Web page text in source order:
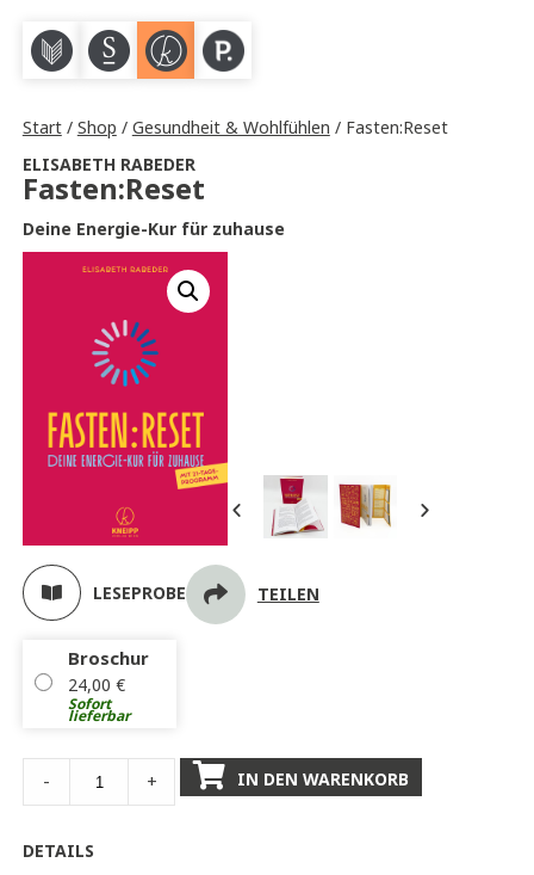
M S K P
Start/ Shop / Gesundheit & Wohlfühlen / Fasten:Reset
ELISABETH RABEDER
Fasten:Reset
Deine Energie-Kur für zuhause
LESEPROBE TEILEN
Broschur
24,00 €
Sofort
lieferbar
- + IN DEN WARENKORB
DETAILS